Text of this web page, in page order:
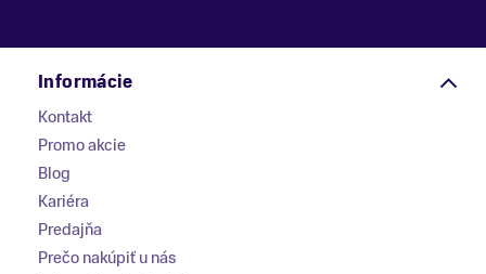
Informácie
Kontakt
Promo akcie
Blog
Kariéra
Predajňa
Prečo nakúpiť u nás